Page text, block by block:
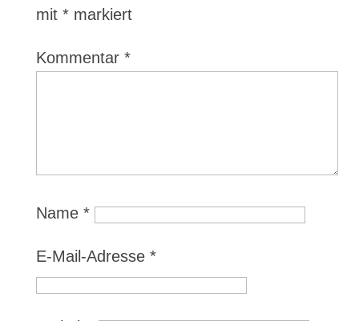
mit *markiert
Kommentar *
Name *
E-Mail-Adresse *